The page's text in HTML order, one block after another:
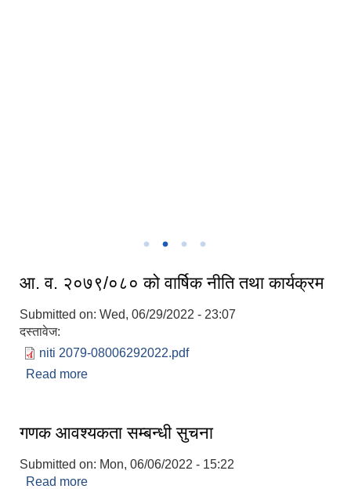
आ. व. २०७९/०८० को वार्षिक नीति तथा कार्यक्रम
Submitted on: Wed, 06/29/2022 - 23:07
दस्तावेज:
niti 2079-08006292022.pdf
Read more
गणक आवश्यकता सम्बन्धी सुचना
Submitted on: Mon, 06/06/2022 - 15:22
Read more